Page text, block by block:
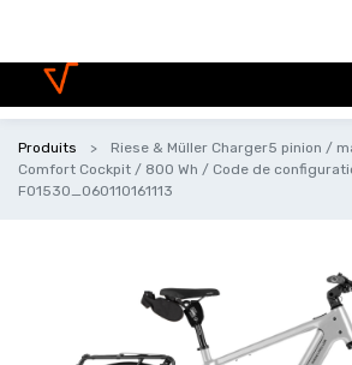
Produits
Riese & Müller Charger5 pinion /
Comfort Cockpit / 800 Wh / Code de
F01530_060110161113